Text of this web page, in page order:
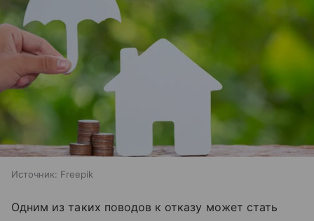
Источник: Freepik
Одним из таких поводов к отказу может стать